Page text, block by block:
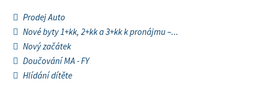
Prodej Auto
Nové byty 1+kk, 2+kk a 3+kk k pronájmu –...
Nový začátek
Doučování MA - FY
Hlídání dítěte